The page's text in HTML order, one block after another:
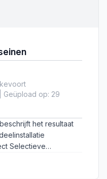
Geüpload op: 29
het resultaat
Selectieve